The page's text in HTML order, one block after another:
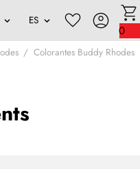
0
Colorantes Buddy Rhodes